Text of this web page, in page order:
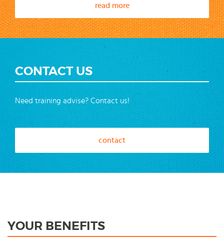
read more
CONTACT US
Need training advise? Contact us!
contact
YOUR BENEFITS